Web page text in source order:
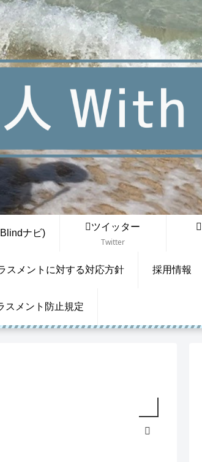
ナビ)
ツイッター
Twitter
スメントに対する対応方針 採用情報
スメント防止規定